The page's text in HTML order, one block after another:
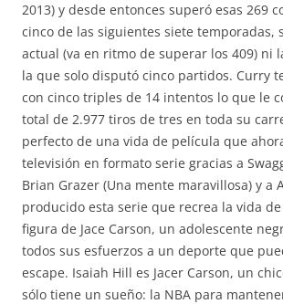
2013) y desde entonces superó esas 269
cinco de las siguientes siete temporadas,
actual (va en ritmo de superar los 409) ni
la que solo disputó cinco partidos. Curry
con cinco triples de 14 intentos lo que le
total de 2.977 tiros de tres en toda su
perfecto de una vida de película que
televisión en formato serie gracias a
Brian Grazer (Una mente maravillosa) y a
producido esta serie que recrea la vida
figura de Jace Carson, un adolescente
todos sus esfuerzos a un deporte que
escape. Isaiah Hill es Jacer Carson, un
sólo tiene un sueño: la NBA para